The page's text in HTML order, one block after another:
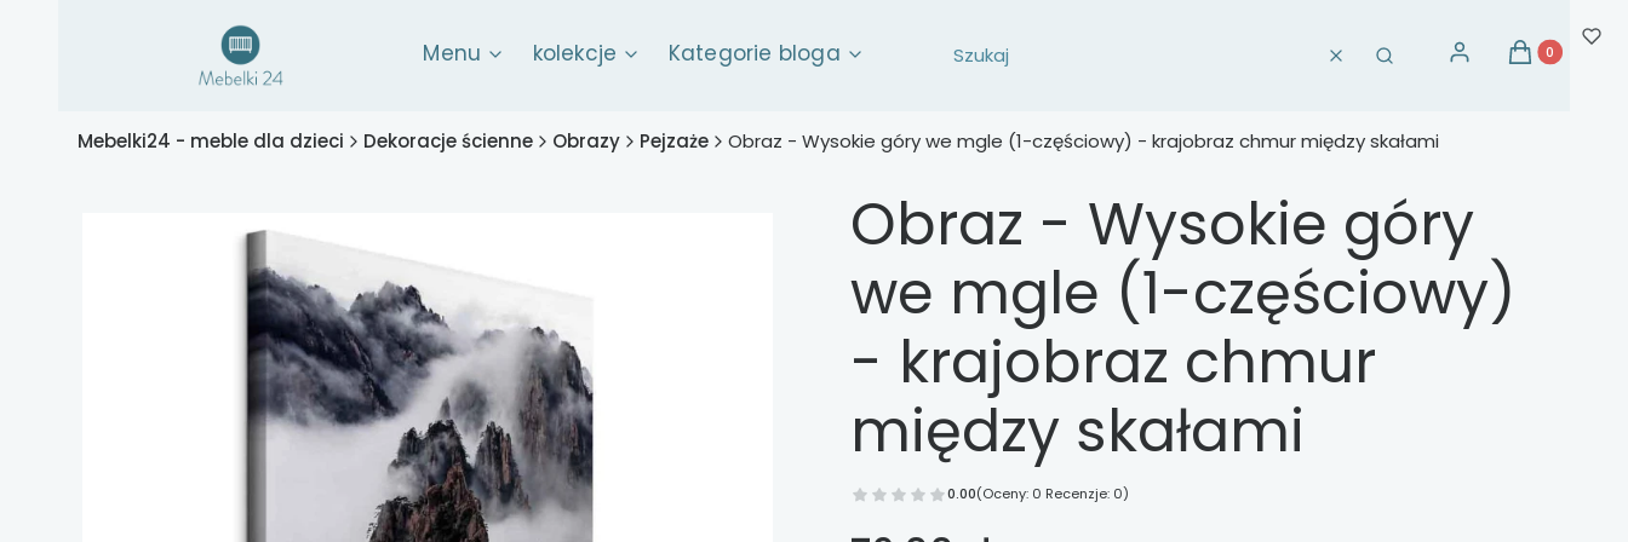
Menu kolekcje Kategorie bloga WyczyśćSzukaj
Zaloguj sięProdukty w
Koszyk
Mebelki24 - meble dla dzieci Dekoracje ścienne Obrazy Pejzaże Obraz - Wysokie góry we mgle (1-częściowy) - krajobraz chmur między skałami
Obraz - Wysokie góry
we mgle (1-częściowy)
- krajobraz chmur
między skałami
0.00(Oceny: 0 Recenzje: 0)